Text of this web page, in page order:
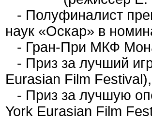
- Полуфиналист
наук «Оскар» в
- Гран-При МКФ
- Приз за лучший
Eurasian Film
- Приз за лучшую
York Eurasian Film